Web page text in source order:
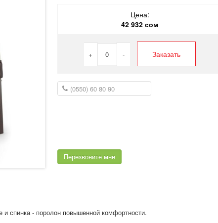
Цена:
42 932 сом
+ 0 - Заказать
Перезвоните мне
и спинка - поролон повышенной комфортности.